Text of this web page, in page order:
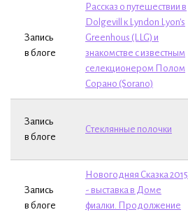
Запись
в блоге
Рассказ о путешествии в
Dolgevill к Lyndon Lyon's
Greenhous (LLG) и
знакомстве с известным
селекционером Полом
Сорано (Sorano)
Запись
в блоге
Стеклянные полочки
Запись
в блоге
Новогодняя Сказка 2015
- выставка в Доме
фиалки. Продолжение